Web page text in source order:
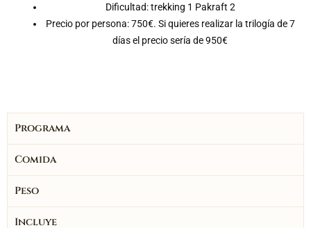
Dificultad: trekking 1 Pakraft 2
Precio por persona: 750€. Si quieres realizar la trilogía de 7
días el precio sería de 950€
Programa
Comida
Peso
Incluye